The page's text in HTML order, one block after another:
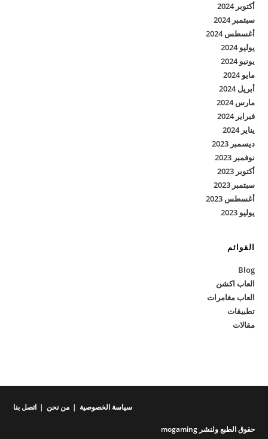
أكتوبر 2024
سبتمبر 2024
أغسطس 2024
يوليو 2024
يونيو 2024
مايو 2024
أبريل 2024
مارس 2024
فبراير 2024
يناير 2024
ديسمبر 2023
نوفمبر 2023
أكتوبر 2023
سبتمبر 2023
أغسطس 2023
يوليو 2023
القوائم
Blog
العاب اكشن
العاب مغامرات
تطبيقات
مقالات
سياسة الخصوصية من نحن اتصل بنا
حقوق الطبع ولنشر mogaming